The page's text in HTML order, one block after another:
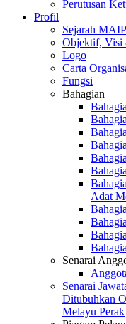
Perutusan
Profil
Sejarah
Objektif, Visi
Logo
Carta
Fungsi
Bahagian
Adat
Senarai
Senarai
Ditubuhkan
Melayu Perak